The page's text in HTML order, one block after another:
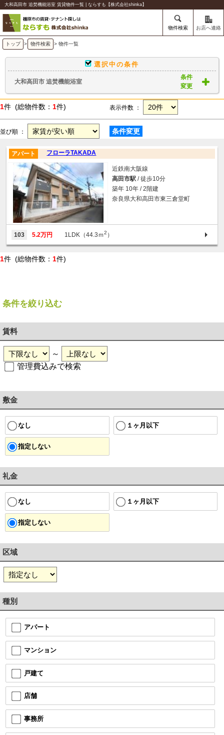
大和高田市 追焚機能浴室 賃貸物件一覧 | ならすも【株式会社shinka】
物件検索 お店へ連絡
トップ > 物件検索 > 物件一覧
選択中の条件
大和高田市 追焚機能浴室
条件
変更
1件 (総物件数： 1件) 表示件数 ：
並び順 ： 条件変更
フローラTAKADA
アパート
近鉄南大阪線
高田市駅 / 徒歩10分
築年 10年 / 2階建
奈良県大和高田市東三倉堂町
103 5.2万円 1LDK（44.3ｍ2 ）
1件 (総物件数： 1件)
条件を絞り込む
賃料
～
管理費込みで検索
敷金
なし １ヶ月以下
指定しない
礼金
なし １ヶ月以下
指定しない
区域
種別
アパート
マンション
戸建て
店舗
事務所